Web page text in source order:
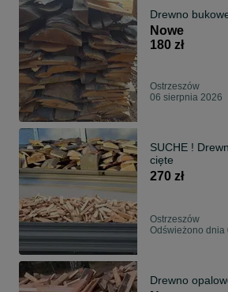
Drewno
Nowe
180 zł
Ostrzeszów
06 sierpnia 2026
SUCHE !
cięte
270 zł
Ostrzeszów
Odświeżono dnia
Drewno